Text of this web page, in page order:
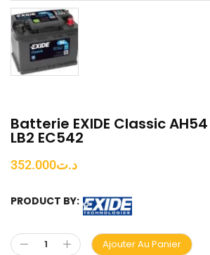
Batterie EXIDE Classic AH54
LB2 EC542
د.ت352.000
PRODUCT BY:
Ajouter Au Panier